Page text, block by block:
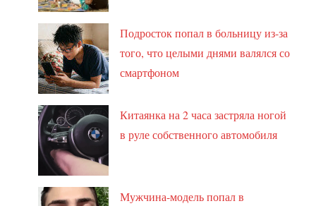
Подросток попал в больницу из-за
того, что целыми днями валялся со
смартфоном
Китаянка на 2 часа застряла ногой
в руле собственного автомобиля
Мужчина-модель попал в